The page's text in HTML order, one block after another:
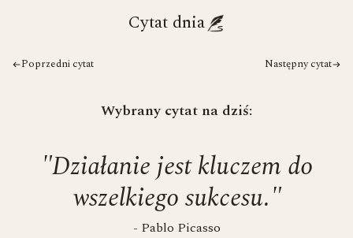
Cytat dnia
Poprzedni cytat Następny cytat
Wybrany cytat na dziś:
"Działanie jest kluczem do
wszelkiego sukcesu."
- Pablo Picasso